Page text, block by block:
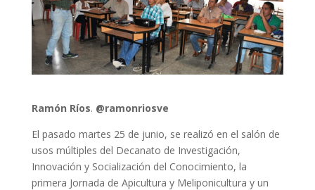
Ramón Ríos. @ramonriosve
El pasado martes 25 de junio, se realizó en el salón de
usos múltiples del Decanato de Investigación,
Innovación y Socialización del Conocimiento, la
primera Jornada de Apicultura y Meliponicultura y un